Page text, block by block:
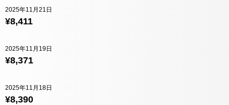
¥8,411
2025年11月21日
¥8,371
2025年11月19日
¥8,390
2025年11月18日